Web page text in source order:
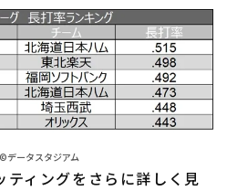
プライバシーポリシー
よくある質問
アルバイト募集 （別ウィンドウで開く
データスタジアム
ィングをさらに詳しく見